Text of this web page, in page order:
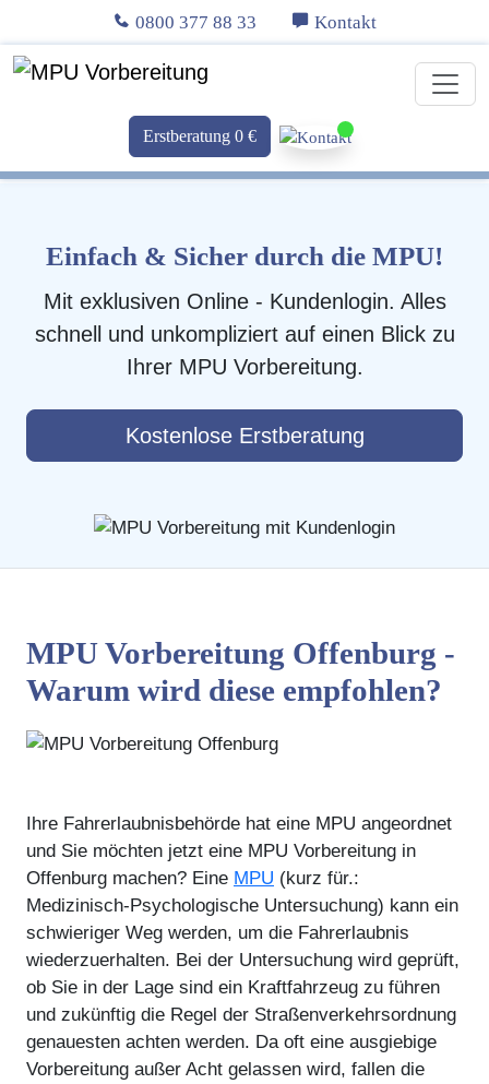
0800 377 88 33 Kontakt
Erstberatung 0 €
Einfach & Sicher durch die MPU!
Mit exklusiven Online - Kundenlogin. Alles
schnell und unkompliziert auf einen Blick zu
Ihrer MPU Vorbereitung.
Kostenlose Erstberatung
MPU Vorbereitung Offenburg -
Warum wird diese empfohlen?
Ihre Fahrerlaubnisbehörde hat eine MPU angeordnet
und Sie möchten jetzt eine MPU Vorbereitung in
Offenburg machen? Eine MPU (kurz für.:
Medizinisch-Psychologische Untersuchung) kann ein
schwieriger Weg werden, um die Fahrerlaubnis
wiederzuerhalten. Bei der Untersuchung wird geprüft,
ob Sie in der Lage sind ein Kraftfahrzeug zu führen
und zukünftig die Regel der Straßenverkehrsordnung
genauesten achten werden. Da oft eine ausgiebige
Vorbereitung außer Acht gelassen wird, fallen die